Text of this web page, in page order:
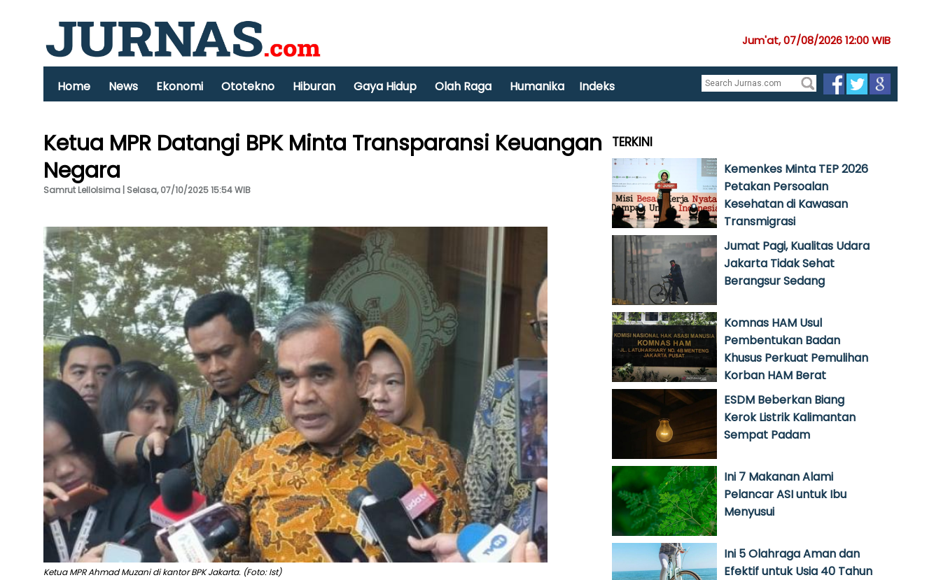
Jum'at, 07/08/2026 12:00 WIB
Home News Ekonomi Ototekno Hiburan Gaya Hidup Olah Raga Humanika Indeks
Ketua MPR Datangi BPK Minta Transparansi Keuangan
Negara
Samrut Lellolsima | Selasa, 07/10/2025 15:54 WIB
Ketua MPR Ahmad Muzani di kantor BPK Jakarta. (Foto: Ist)
TERKINI
Kemenkes Minta TEP 2026
Petakan Persoalan
Kesehatan di Kawasan
Transmigrasi
Jumat Pagi, Kualitas Udara
Jakarta Tidak Sehat
Berangsur Sedang
Komnas HAM Usul
Pembentukan Badan
Khusus Perkuat Pemulihan
Korban HAM Berat
ESDM Beberkan Biang
Kerok Listrik Kalimantan
Sempat Padam
Ini 7 Makanan Alami
Pelancar ASI untuk Ibu
Menyusui
Ini 5 Olahraga Aman dan
Efektif untuk Usia 40 Tahun